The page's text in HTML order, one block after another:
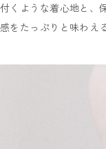
付くような着心地と、
感をたっぷりと味わえ